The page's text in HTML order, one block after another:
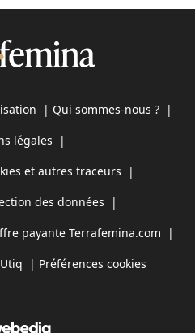
| Qui sommes-nous ? |
légales |
et autres traceurs |
des données |
payante Terrafemina.com |
| Préférences cookies